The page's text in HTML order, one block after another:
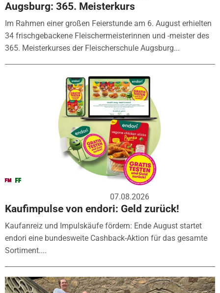
Augsburg: 365. Meisterkurs
Im Rahmen einer großen Feierstunde am 6. August erhielten
34 frischgebackene Fleischermeisterinnen und -meister des
365. Meisterkurses der Fleischerschule Augsburg...
07.08.2026
Kaufimpulse von endori: Geld zurück!
Kaufanreiz und Impulskäufe fördern: Ende August startet
endori eine bundesweite Cashback-Aktion für das gesamte
Sortiment....